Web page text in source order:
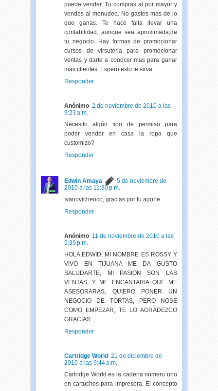
puede vender. Tu compras al por mayor y
vendes al menudeo. No gastes mas de lo
que ganas. Te hace falta llevar una
contabilidad, aunque sea aproximada,de
tu negocio. Hay formas de promocionar
cursos de virsuteria para promocionar
ventas y darte a conocer mas para ganar
mas clientes. Espero esto te sirva.
Responder
Anónimo 2 de noviembre de 2010 a las
9:23 a.m.
Necesito algún tipo de permiso para
poder vender en casa la ropa que
customizo?
Responder
Edwin Amaya
5 de noviembre de
2010 a las 11:30 p.m.
Ivanovichenco, gracias por tu aporte.
Responder
Anónimo 11 de noviembre de 2010 a las
5:39 p.m.
HOLA,EDWID, MI NOMBRE ES ROSSY Y
VIVO EN TIJUANA ME DA GUSTO
SALUDARTE, MI PASION SON LAS
VENTAS, Y ME ENCANTARIA QUE ME
ASESORARAS, QUIERO PONER UN
NEGOCIO DE TORTAS, PERO NOSE
COMO EMPEZAR, TE LO AGRADEZCO
GRACIAS...
Responder
Cartridge World 21 de diciembre de
2010 a las 9:44 a.m.
Cartridge World es la cadena número uno
en cartuchos para impresora. El concepto